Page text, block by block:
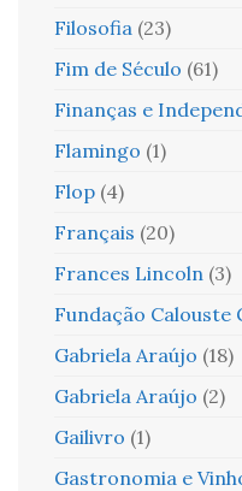
Filosofia (23)
Fim de Século (61)
Finanças e
Flamingo (1)
Flop (4)
Français (20)
Frances Lincoln (3)
Fundação Calouste
Gabriela Araújo (18)
Gabriela Araújo (2)
Gailivro (1)
Gastronomia e